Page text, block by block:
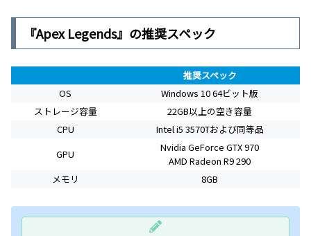
『Apex Legends』の推奨スペック
推奨スペック
OS
Windows 10 64ビット版
ストレージ容量
22GB以上の空き容量
CPU
Intel i5 3570Tおよび同等品
GPU
Nvidia GeForce GTX 970
AMD Radeon R9 290
メモリ
8GB